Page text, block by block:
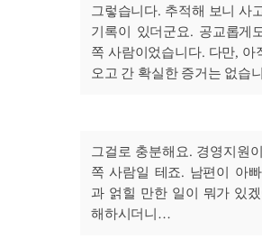
그렇습니다. 추적해 보니 사
기록이 있더군요. 공교롭게
쪽 사람이었습니다. 다만, 아
오고 간 확실한 증거는 없습
그걸로 충분해요. 경영지원
쪽 사람일 테죠. 남편이 아
과 얽힐 만한 일이 뭐가 있
해하시더니…